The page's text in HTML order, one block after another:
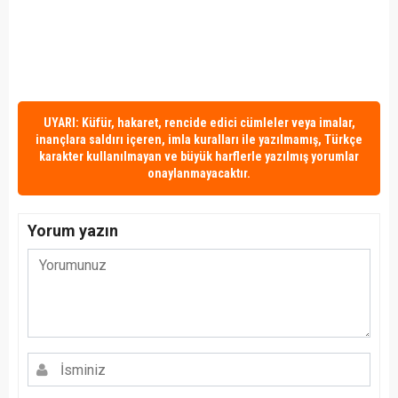
UYARI: Küfür, hakaret, rencide edici cümleler veya imalar,
inançlara saldırı içeren, imla kuralları ile yazılmamış, Türkçe
karakter kullanılmayan ve büyük harflerle yazılmış yorumlar
onaylanmayacaktır.
Yorum yazın